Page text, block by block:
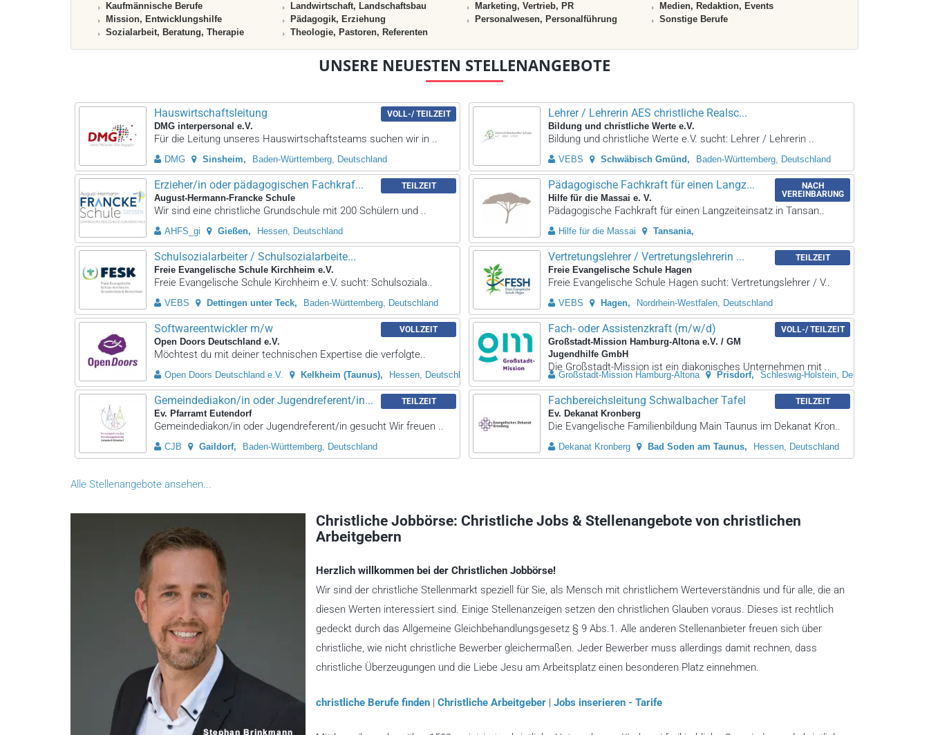
Kaufmännische Berufe
Landwirtschaft, Landschaftsbau Marketing, Vertrieb, PR
Medien, Redaktion, Events
Mission, Entwicklungshilfe
Pädagogik, Erziehung Personalwesen, Personalführung
Sonstige Berufe
Sozialarbeit, Beratung, Therapie
Theologie, Pastoren, Referenten
UNSERE NEUESTEN STELLENANGEBOTE
Hauswirtschaftsleitung
DMG interpersonal e.V.
VOLL-/ TEILZEIT
Für die Leitung unseres Hauswirtschaftsteams suchen wir in ..
DMG Sinsheim Baden-Württemberg, Deutschland
Lehrer / Lehrerin AES christliche Realsc...
Bildung und christliche Werte e.V.
Bildung und christliche Werte e.V. sucht: Lehrer / Lehrerin ..
VEBS Schwäbisch Gmünd Baden-Württemberg, Deutschland
Erzieher/in oder pädagogischen Fachkraf...
August-Hermann-Francke Schule
TEILZEIT
Wir sind eine christliche Grundschule mit 200 Schülern und ..
AHFS_gi Gießen Hessen, Deutschland
Pädagogische Fachkraft für einen Langz...
Hilfe für die Massai e. V.
NACH
VEREINBARUNG
Pädagogische Fachkraft für einen Langzeiteinsatz in Tansan..
Hilfe für die Massai Tansania
Schulsozialarbeiter / Schulsozialarbeite...
Freie Evangelische Schule Kirchheim e.V.
Freie Evangelische Schule Kirchheim e.V. sucht: Schulsoziala..
VEBS Dettingen unter Teck Baden-Württemberg, Deutschland
Vertretungslehrer / Vertretungslehrerin ...
Freie Evangelische Schule Hagen
TEILZEIT
Freie Evangelische Schule Hagen sucht: Vertretungslehrer / V..
VEBS Hagen Nordrhein-Westfalen, Deutschland
Softwareentwickler m/w
Open Doors Deutschland e.V.
VOLLZEIT
Möchtest du mit deiner technischen Expertise die verfolgte..
Open Doors Deutschland e.V. Kelkheim (Taunus) Hessen, Deutschland
Fach- oder Assistenzkraft (m/w/d)
Großstadt-Mission Hamburg-Altona e.V. / GM
Jugendhilfe GmbH
VOLL-/ TEILZEIT
Die Großstadt-Mission ist ein diakonisches Unternehmen mit ..
Großstadt-Mission Hamburg-Altona Prisdorf Schleswig-Holstein, Deutschland
Gemeindediakon/in oder Jugendreferent/in...
Ev. Pfarramt Eutendorf
TEILZEIT
Gemeindediakon/in oder Jugendreferent/in gesucht Wir freuen ..
CJB Gaildorf Baden-Württemberg, Deutschland
Fachbereichsleitung Schwalbacher Tafel
Ev. Dekanat Kronberg
TEILZEIT
Die Evangelische Familienbildung Main Taunus im Dekanat Kron..
Dekanat Kronberg Bad Soden am Taunus Hessen, Deutschland
Alle Stellenangebote ansehen...
Christliche Jobbörse: Christliche Jobs & Stellenangebote von christlichen
Arbeitgebern
Herzlich willkommen bei der Christlichen Jobbörse!
Wir sind der christliche Stellenmarkt speziell für Sie, als Mensch mit christlichem Werteverständnis und für alle, die an
diesen Werten interessiert sind. Einige Stellenanzeigen setzen den christlichen Glauben voraus. Dieses ist rechtlich
gedeckt durch das Allgemeine Gleichbehandlungsgesetz § 9 Abs.1. Alle anderen Stellenanbieter freuen sich über
christliche, wie nicht christliche Bewerber gleichermaßen. Jeder Bewerber muss allerdings damit rechnen, dass
christliche Überzeugungen und die Liebe Jesu am Arbeitsplatz einen besonderen Platz einnehmen.
christliche Berufe finden Christliche Arbeitgeber Jobs inserieren - Tarife